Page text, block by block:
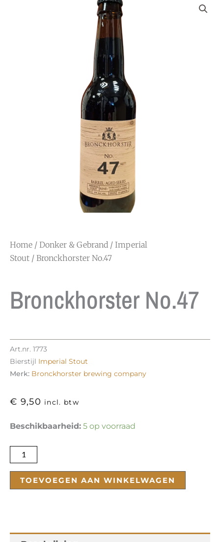
Home / Donker & Gebrand / Imperial
Stout / Bronckhorster No.47
Bronckhorster No.47
Art.nr. 1773
Bierstijl Imperial Stout
Merk: Bronckhorster brewing company
€ 9,50 incl. btw
Beschikbaarheid: 5 op voorraad
Bronckhorster
aantal
TOEVOEGEN AAN WINKELWAGEN